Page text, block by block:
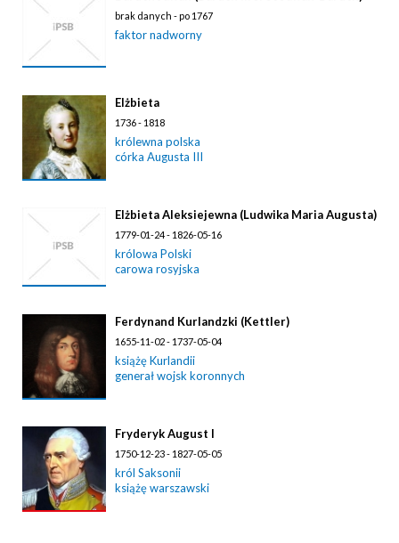
brak danych - po 1767
faktor nadworny
Elżbieta
1736 - 1818
królewna polska
córka Augusta III
Elżbieta Aleksiejewna (Ludwika Maria Augusta)
1779-01-24 - 1826-05-16
królowa Polski
carowa rosyjska
Ferdynand Kurlandzki (Kettler)
1655-11-02 - 1737-05-04
książę Kurlandii
generał wojsk koronnych
Fryderyk August I
1750-12-23 - 1827-05-05
król Saksonii
książę warszawski